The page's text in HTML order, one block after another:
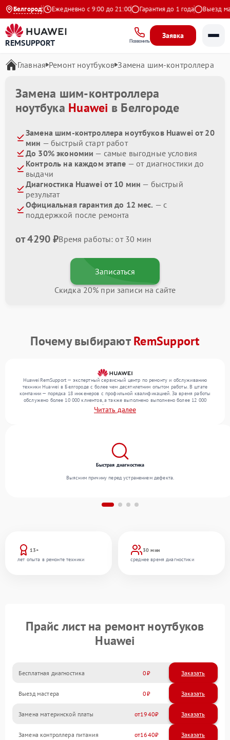
Белгород
на Яндекс Ежедневно с 9:00 до 21:00 Гарантия до 1 года Выезд
REMSUPPORT Позвонить
Заявка
Главная Ремонт ноутбуков Замена шим-контроллера
Замена шим-контроллера
ноутбука Huawei в Белгороде
Замена шим-контроллера ноутбуков Huawei от 20
мин — быстрый старт работ
До 30% экономии — самые выгодные условия
Контроль на каждом этапе — от диагностики до
выдачи
Диагностика Huawei от 10 мин — быстрый
результат
Официальная гарантия до 12 мес. — с
поддержкой после ремонта
от 4290 ₽Время работы: от 30 мин
Записаться
Скидка 20% при записи на сайте
Почему выбираютRemSupport
HuaweiRemSupport — экспертный сервисный центр по ремонту и обслуживанию
техники Huawei в Белгороде с более чем десятилетним опытом работы. В штате
компании — порядка 18 инженеров с профильной квалификацией. За время работы
обслужено более 10 000 клиентов, а также выполнено выполнено более 12 000
ремонтов. Ежемесячно в сервисный центр поступает свыше 300 единиц техники,
включая , , . Мы беремся за задачи любой сложности и поддерживаем высокий
Читать далее
13+
лет опыта в ремонте техники
30 мин
среднее время диагностики
Быстрая диагностика
Выясним причину перед устранением дефекта.
Прайс лист на ремонт ноутбуков
Huawei
Бесплатная диагностика 0 Заказать
Выезд мастера 0 Заказать
Замена материнской платы 1940
Замена контроллера питания 1640